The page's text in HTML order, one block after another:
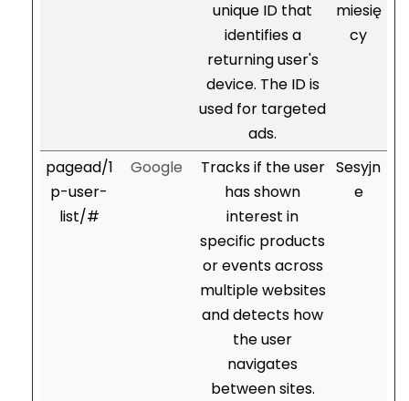
unique ID that
identifies a
returning user's
device. The ID is
used for targeted
ads.
miesię
cy
pagead/1
p-user-
list/#
Google
Tracks if the user
has shown
interest in
specific products
or events across
multiple websites
and detects how
the user
navigates
between sites.
Sesyjn
e